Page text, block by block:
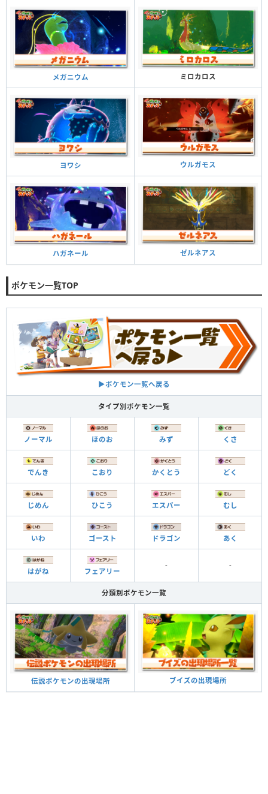
メガニウム ミロカロス
ヨワシ ウルガモス
ハガネール ゼルネアス
ポケモン一覧TOP
▶︎ポケモン一覧へ戻る
タイプ別ポケモン一覧
ノーマル ほのお みず くさ
でんき こおり かくとう どく
じめん ひこう エスパー むし
いわ ゴースト ドラゴン あく
はがね フェアリー
- -
分類別ポケモン一覧
伝説ポケモンの出現場所 ブイズの出現場所